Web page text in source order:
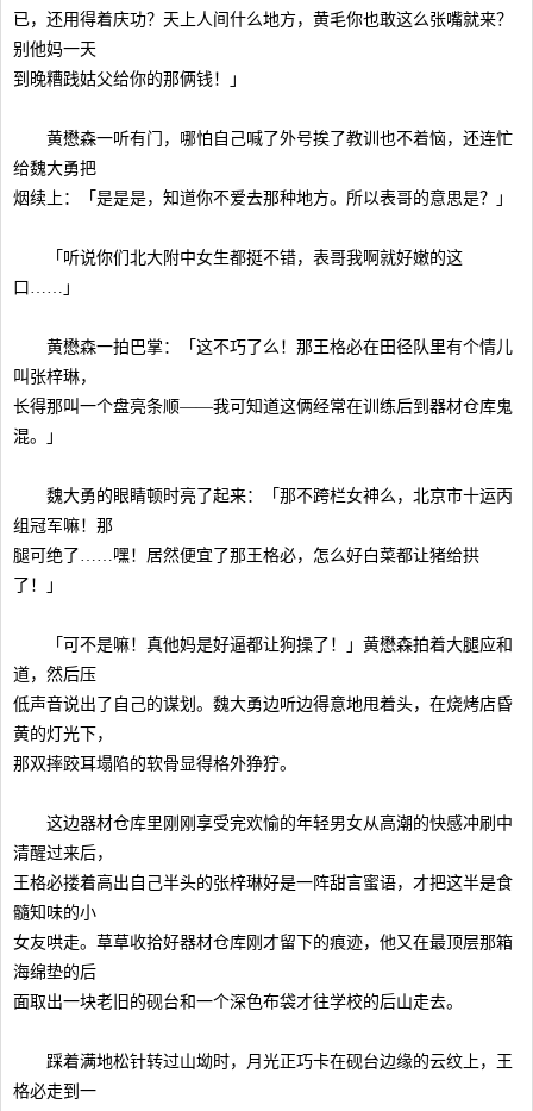
已，还用得着庆功？天上人间什么地方，黄毛你也敢这么张嘴就来？
别他妈一天
到晚糟践姑父给你的那俩钱！」
黄懋森一听有门，哪怕自己喊了外号挨了教训也不着恼，还连忙
给魏大勇把
烟续上：「是是是，知道你不爱去那种地方。所以表哥的意思是？」
「听说你们北大附中女生都挺不错，表哥我啊就好嫩的这
口……」
黄懋森一拍巴掌：「这不巧了么！那王格必在田径队里有个情儿
叫张梓琳，
长得那叫一个盘亮条顺——我可知道这俩经常在训练后到器材仓库鬼
混。」
魏大勇的眼睛顿时亮了起来：「那不跨栏女神么，北京市十运丙
组冠军嘛！那
腿可绝了……嘿！居然便宜了那王格必，怎么好白菜都让猪给拱
了！」
「可不是嘛！真他妈是好逼都让狗操了！」黄懋森拍着大腿应和
道，然后压
低声音说出了自己的谋划。魏大勇边听边得意地甩着头，在烧烤店昏
黄的灯光下，
那双摔跤耳塌陷的软骨显得格外狰狞。
这边器材仓库里刚刚享受完欢愉的年轻男女从高潮的快感冲刷中
清醒过来后，
王格必搂着高出自己半头的张梓琳好是一阵甜言蜜语，才把这半是食
髓知味的小
女友哄走。草草收拾好器材仓库刚才留下的痕迹，他又在最顶层那箱
海绵垫的后
面取出一块老旧的砚台和一个深色布袋才往学校的后山走去。
踩着满地松针转过山坳时，月光正巧卡在砚台边缘的云纹上，王
格必走到一